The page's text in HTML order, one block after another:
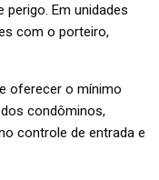
Em unidades
com o porteiro,
oferecer o mínimo
condôminos,
controle de entrada e